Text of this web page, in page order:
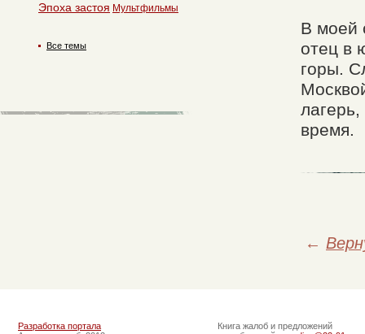
В моей
отец в
горы.
время.
←
Эпоха застоя Мультфильмы
Все темы
Разработка портала
Книга жалоб и предложений